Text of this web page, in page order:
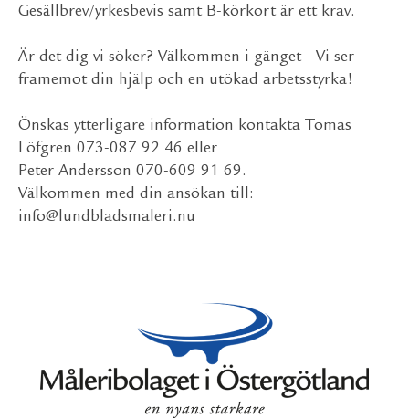
Gesällbrev/yrkesbevis samt B-körkort är ett krav.
Är det dig vi söker? Välkommen i gänget - Vi ser
framemot din hjälp och en utökad arbetsstyrka!
Önskas ytterligare information kontakta Tomas
Löfgren 073-087 92 46 eller
Peter Andersson 070-609 91 69.
Välkommen med din ansökan till:
info@lundbladsmaleri.nu